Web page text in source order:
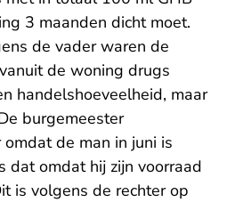
3 maanden dicht moet.
de vader waren de
de woning drugs
handelshoeveelheid, maar
burgemeester
de man in juni is
dat omdat hij zijn voorraad
is volgens de rechter op